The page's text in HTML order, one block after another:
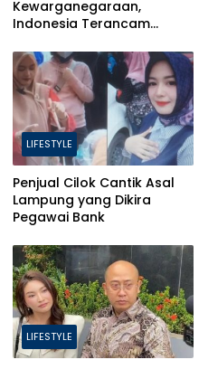
Kewarganegaraan,
Indonesia Terancam
LIFESTYLE
Penjual Cilok Cantik Asal
Lampung yang Dikira
Pegawai Bank
LIFESTYLE